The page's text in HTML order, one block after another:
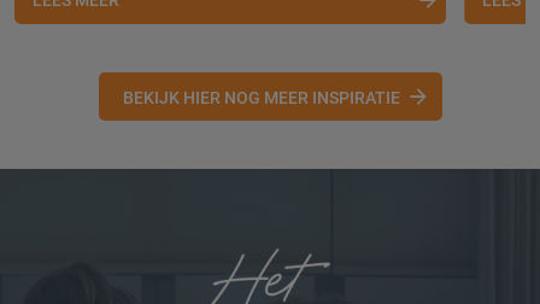
BEKIJK HIER NOG MEER INSPIRATIE